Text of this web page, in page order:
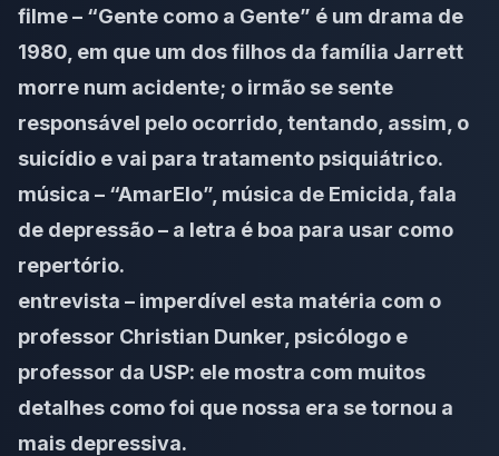
filme – “Gente como a Gente” é um drama de
1980, em que um dos filhos da família Jarrett
morre num acidente; o irmão se sente
responsável pelo ocorrido, tentando, assim, o
suicídio e vai para tratamento psiquiátrico.
música – “AmarElo”, música de Emicida, fala
de depressão – a letra é boa para usar como
repertório.
entrevista – imperdível esta matéria com o
professor Christian Dunker, psicólogo e
professor da USP: ele mostra com muitos
detalhes como foi que nossa era se tornou a
mais depressiva.